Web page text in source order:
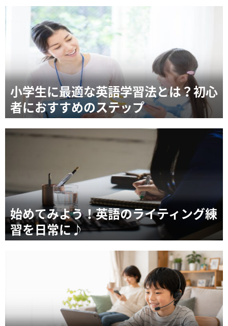
小学生に最適な英語学習法とは？初心
者におすすめのステップ
始めてみよう！英語のライティング練
習を日常に♪